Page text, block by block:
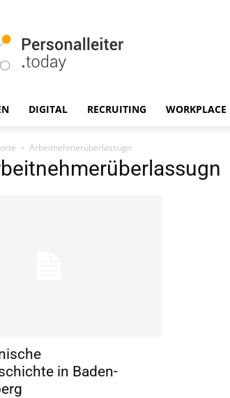
DIGITAL RECRUITING WORKPLACE
Arbeitnehmerüberlassugn
in Baden-